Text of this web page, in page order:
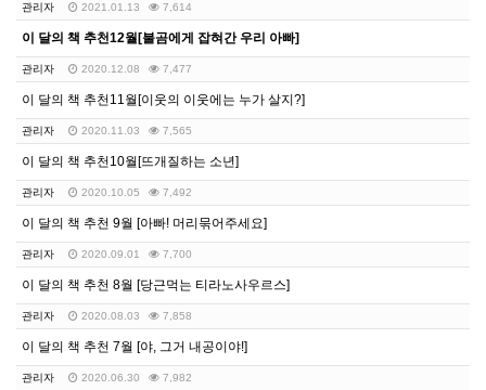
관리자 2021.01.13 7,614
이 달의 책 추천12월[불곰에게 잡혀간 우리 아빠]
관리자 2020.12.08 7,477
이 달의 책 추천11월[이웃의 이웃에는 누가 살지?]
관리자 2020.11.03 7,565
이 달의 책 추천10월[뜨개질하는 소년]
관리자 2020.10.05 7,492
이 달의 책 추천 9월 [아빠! 머리묶어주세요]
관리자 2020.09.01 7,700
이 달의 책 추천 8월 [당근먹는 티라노사우르스]
관리자 2020.08.03 7,858
이 달의 책 추천 7월 [야, 그거 내공이야!]
관리자 2020.06.30 7,982